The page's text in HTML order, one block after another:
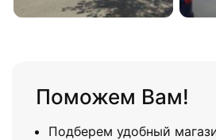
Поможем Вам!
Подберем удобный